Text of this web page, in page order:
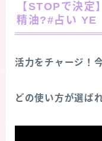
【STOPで決定
精油?#占い YE
活力をチャージ！
どの使い方が選ば